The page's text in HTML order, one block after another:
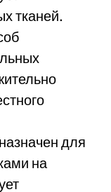
тканей.
для
на